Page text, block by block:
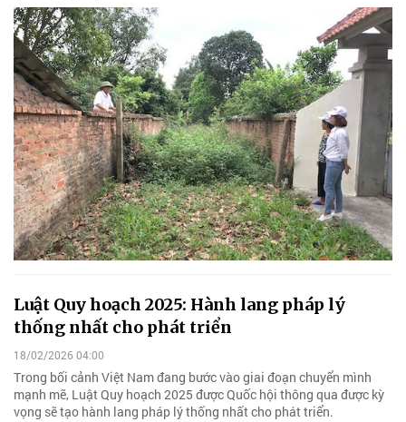
Luật Quy hoạch 2025: Hành lang pháp lý
thống nhất cho phát triển
18/02/2026 04:00
Trong bối cảnh Việt Nam đang bước vào giai đoạn chuyển mình
mạnh mẽ, Luật Quy hoạch 2025 được Quốc hội thông qua được kỳ
vọng sẽ tạo hành lang pháp lý thống nhất cho phát triển.